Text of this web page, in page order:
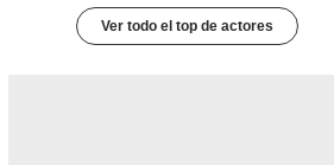
Ver todo el top de actores